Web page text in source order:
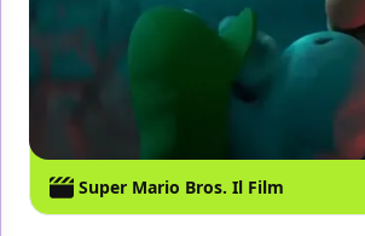
Super Mario Bros. Il Film